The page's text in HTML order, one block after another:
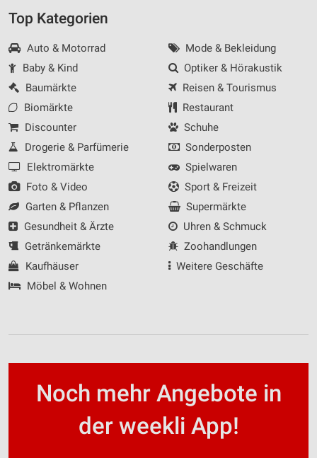
Top Kategorien
Auto & Motorrad
Baby & Kind
Baumärkte
Biomärkte
Discounter
Drogerie & Parfümerie
Elektromärkte
Foto & Video
Garten & Pflanzen
Gesundheit & Ärzte
Getränkemärkte
Kaufhäuser
Möbel & Wohnen
Mode & Bekleidung
Optiker & Hörakustik
Reisen & Tourismus
Restaurant
Schuhe
Sonderposten
Spielwaren
Sport & Freizeit
Supermärkte
Uhren & Schmuck
Zoohandlungen
Weitere Geschäfte
Noch mehr Angebote in
der weekli App!